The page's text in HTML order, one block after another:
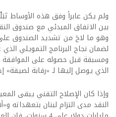
ولم يكن عابراً وفق هذه الأوساط
بين الاتفاق المبدئي مع صندوق
وهو ما لاحَ من تشديد الصندوق
لضمان نجاح البرنامج التمويلي
ومسبقة قبل حصوله على الموافقة
الذي يوصل إليها لـ «رقابة لصيقة»
وإذا كان الإصلاح التقني يبقى